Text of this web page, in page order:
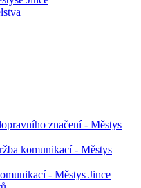
značení - Městys
komunikací - Městys
- Městys Jince